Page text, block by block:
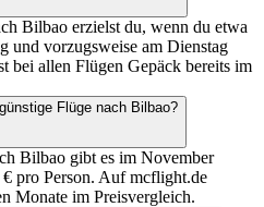
Bilbao erzielst du, wenn du etwa
und vorzugsweise am Dienstag
bei allen Flügen Gepäck bereits im
Flüge nach Bilbao?
Bilbao gibt es im November
pro Person. Auf mcflight.de
Monate im Preisvergleich.